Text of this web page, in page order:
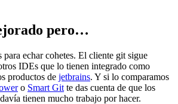
pero…
para echar cohetes. El cliente git sigue
IDEs que lo tienen integrado como
productos de jetbrains. Y si lo comparamos
o Smart Git te das cuenta de que los
tienen mucho trabajo por hacer.